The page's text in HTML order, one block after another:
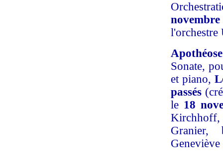
novembre
l'orchestre
Sonate,
et piano,
passés
le 18
Kirchhoff,
Granier,